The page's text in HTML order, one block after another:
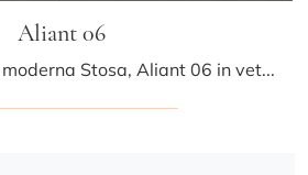
Aliant 06
Se vuoi una cucina moderna Stosa, Aliant 06 in vetro ti sta aspettando nel nostro negozio di Cucine Moderne con penisola.